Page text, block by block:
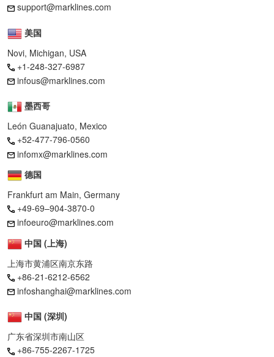
support@marklines.com
美国
Novi, Michigan, USA
+1-248-327-6987
infous@marklines.com
墨西哥
León Guanajuato, Mexico
+52-477-796-0560
infomx@marklines.com
德国
Frankfurt am Main, Germany
+49-69–904-3870-0
infoeuro@marklines.com
中国 (上海)
上海市黄浦区南京东路
+86-21-6212-6562
infoshanghai@marklines.com
中国 (深圳)
广东省深圳市南山区
+86-755-2267-1725